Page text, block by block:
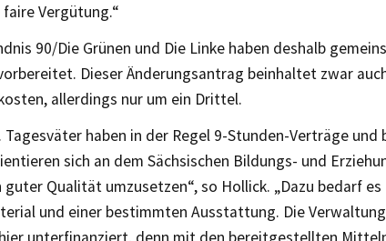
Vergütung.“
90/Die Grünen und Die Linke haben deshalb
Dieser Änderungsantrag beinhaltet zwar
allerdings nur um ein Drittel.
Tagesväter haben in der Regel 9-Stunden-Verträge und
sich an dem Sächsischen Bildungs- und
Qualität umzusetzen“, so Hollick. „Dazu bedarf es
und einer bestimmten Ausstattung. Die